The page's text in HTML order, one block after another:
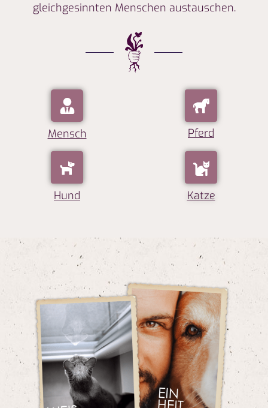
gleichgesinnten Menschen austauschen.
Mensch Pferd
Hund Katze